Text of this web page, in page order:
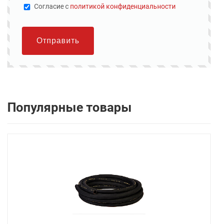
Cогласие с политикой конфиденциальности
Отправить
Популярные товары